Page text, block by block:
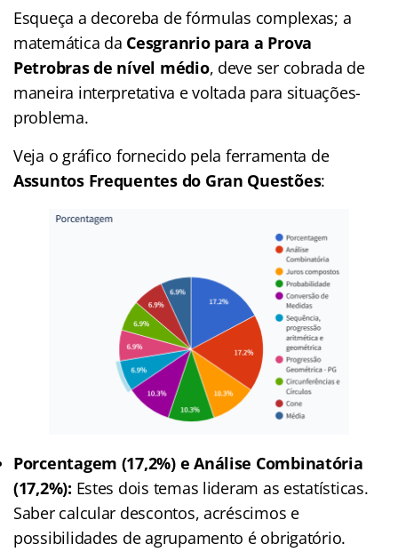
Esqueça a decoreba de fórmulas complexas; a
matemática da Cesgranrio para a Prova
Petrobras de nível médio, deve ser cobrada de
maneira interpretativa e voltada para situações-
problema.
Veja o gráfico fornecido pela ferramenta de
Assuntos Frequentes do Gran Questões:
Porcentagem (17,2%) e Análise Combinatória
(17,2%): Estes dois temas lideram as estatísticas.
Saber calcular descontos, acréscimos e
possibilidades de agrupamento é obrigatório.